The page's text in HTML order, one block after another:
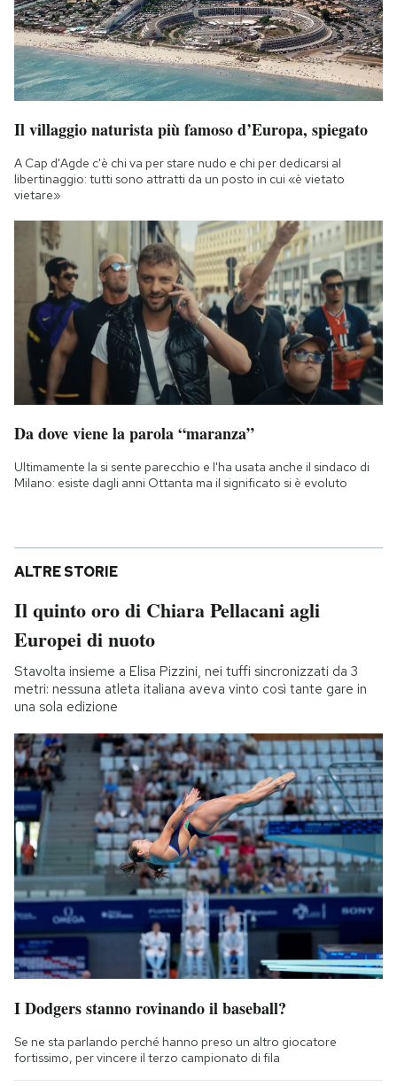
Il villaggio naturista più famoso d’Europa, spiegato
A Cap d'Agde c'è chi va per stare nudo e chi per dedicarsi al
libertinaggio: tutti sono attratti da un posto in cui «è vietato
vietare»
Da dove viene la parola “maranza”
Ultimamente la si sente parecchio e l'ha usata anche il sindaco di
Milano: esiste dagli anni Ottanta ma il significato si è evoluto
ALTRE STORIE
Il quinto oro di Chiara Pellacani agli
Europei di nuoto
Stavolta insieme a Elisa Pizzini, nei tuffi sincronizzati da 3
metri: nessuna atleta italiana aveva vinto così tante gare in
una sola edizione
I Dodgers stanno rovinando il baseball?
Se ne sta parlando perché hanno preso un altro giocatore
fortissimo, per vincere il terzo campionato di fila